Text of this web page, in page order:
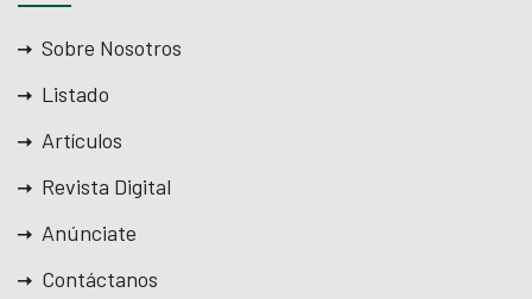
Sobre Nosotros
Listado
Artículos
Revista Digital
Anúnciate
Contáctanos